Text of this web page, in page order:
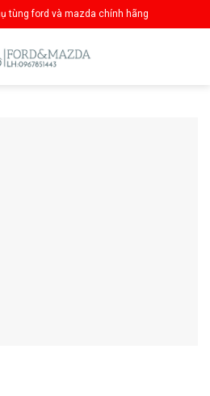
tùng ford và mazda chính hãng